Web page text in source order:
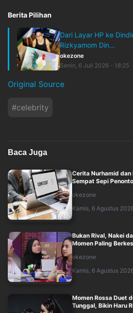
Berita Pilihan
Dari Layar HP ke
Rizkyamom Din...
okezone
Senin, 6 Juli 2026 - 18:25
Original Source
#celebrity
Baca Juga
Cerita Nurhamid dan
Sempat Sepi
okezone
Kamis, 6 Agustus
Bukan Rival, Nakei
Momen Paling
okezone
Kamis, 6 Agustus
Momen Rossa Duet
Tunggal, Bikin Haru